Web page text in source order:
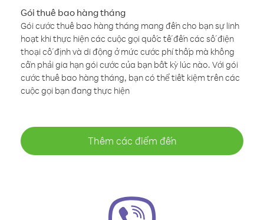
Gói thuê bao hàng tháng
Gói cước thuê bao hàng tháng mang đến cho bạn sự linh
hoạt khi thực hiện các cuộc gọi quốc tế đến các số điện
thoại cố định và di động ở mức cước phí thấp mà không
cần phải gia hạn gói cước của bạn bất kỳ lúc nào. Với gói
cước thuê bao hàng tháng, bạn có thể tiết kiệm trên các
cuộc gọi bạn đang thực hiện
Thêm các điểm đến